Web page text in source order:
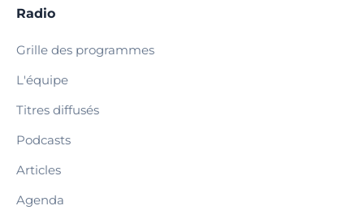
Radio
Grille des programmes
L'équipe
Titres diffusés
Podcasts
Articles
Agenda